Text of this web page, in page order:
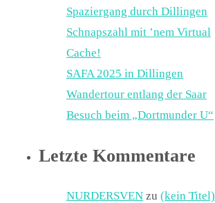
Spaziergang durch Dillingen
Schnapszahl mit ’nem Virtual
Cache!
SAFA 2025 in Dillingen
Wandertour entlang der Saar
Besuch beim „Dortmunder U“
Letzte Kommentare
NURDERSVEN zu (kein Titel)